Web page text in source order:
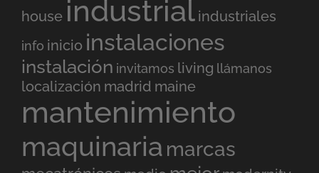
house industrial industriales
info inicio instalaciones
instalación invitamos living llámanos
localización madrid maine
mantenimiento
maquinaria marcas